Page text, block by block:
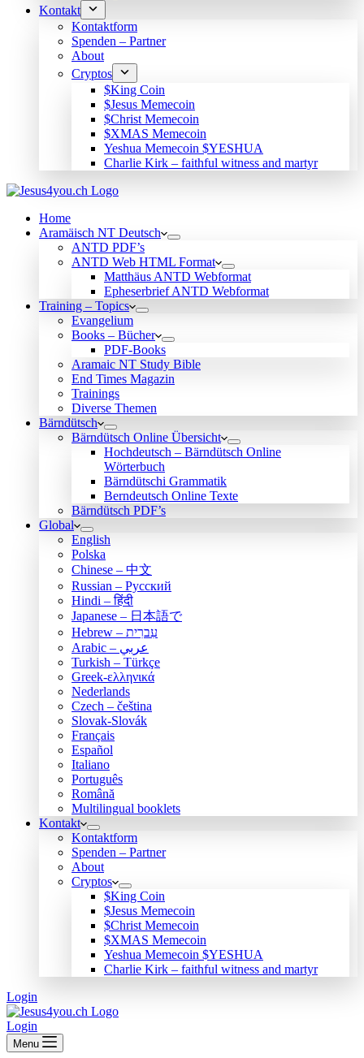
Kontakt
Kontaktform
Spenden – Partner
About
Cryptos
$King Coin
$Jesus Memecoin
$Christ Memecoin
$XMAS Memecoin
Yeshua Memecoin $YESHUA
Charlie Kirk – faithful witness and martyr
Home
Aramäisch NT Deutsch
ANTD PDF’s
ANTD Web HTML Format
Matthäus ANTD Webformat
Epheserbrief ANTD Webformat
Training – Topics
Evangelium
Books – Bücher
PDF-Books
Aramaic NT Study Bible
End Times Magazin
Trainings
Diverse Themen
Bärndütsch
Bärndütsch Online Übersicht
Hochdeutsch – Bärndütsch Online
Wörterbuch
Bärndütschi Grammatik
Berndeutsch Online Texte
Bärndütsch PDF’s
Global
English
Polska
Chinese – 中文
Russian – Русский
Hindi – हिंदी
Japanese – 日本語で
Hebrew – עִברִית
Arabic – عربي
Turkish – Türkçe
Greek-ελληνικά
Nederlands
Czech – čeština
Slovak-Slovák
Français
Español
Italiano
Português
Română
Multilingual booklets
Kontakt
Kontaktform
Spenden – Partner
About
Cryptos
$King Coin
$Jesus Memecoin
$Christ Memecoin
$XMAS Memecoin
Yeshua Memecoin $YESHUA
Charlie Kirk – faithful witness and martyr
Login
Login
Menu